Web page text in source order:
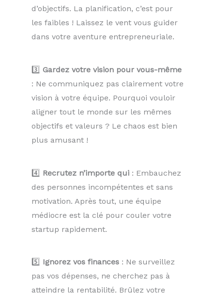
d’objectifs. La planification, c’est pour
les faibles ! Laissez le vent vous guider
dans votre aventure entrepreneuriale.
3️⃣ Gardez votre vision pour vous-même
: Ne communiquez pas clairement votre
vision à votre équipe. Pourquoi vouloir
aligner tout le monde sur les mêmes
objectifs et valeurs ? Le chaos est bien
plus amusant !
4️⃣ Recrutez n’importe qui : Embauchez
des personnes incompétentes et sans
motivation. Après tout, une équipe
médiocre est la clé pour couler votre
startup rapidement.
5️⃣ Ignorez vos finances : Ne surveillez
pas vos dépenses, ne cherchez pas à
atteindre la rentabilité. Brûlez votre